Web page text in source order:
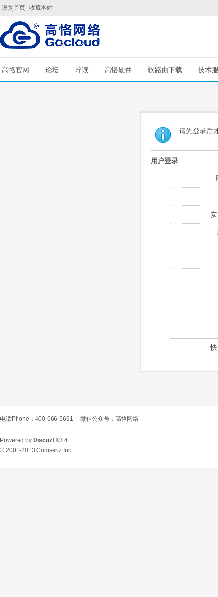
设为首页 收藏本站
高恪官网 论坛 导读 高恪硬件 软路由下载 技术
请先登录后
用户登录
电话Phone：400-666-5691 微信公众号：高恪网络
Powered by Discuz! X3.4
© 2001-2013 Comsenz Inc.